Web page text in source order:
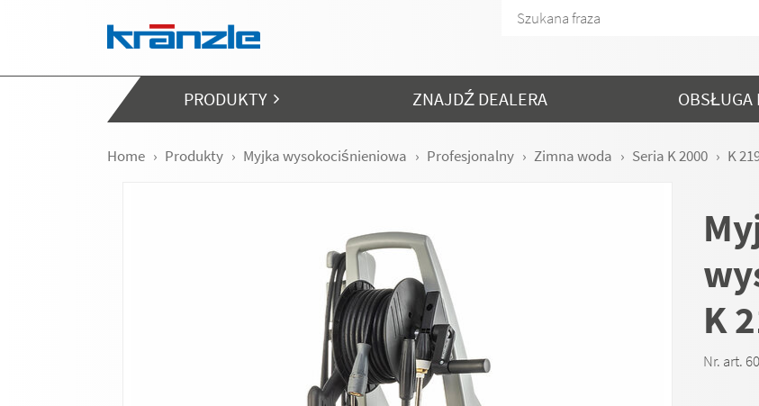
PRODUKTY ZNAJDŹ DEALERA OBSŁUGA
Home Produkty Myjka wysokociśnieniowa Profesjonalny Zimna woda Seria K 2000 K
K
Nr. art.